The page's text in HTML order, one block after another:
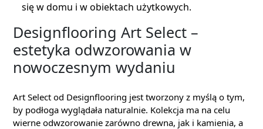
się w domu i w obiektach użytkowych.
Designflooring Art Select –
estetyka odwzorowania w
nowoczesnym wydaniu
Art Select od Designflooring jest tworzony z myślą o tym,
by podłoga wyglądała naturalnie. Kolekcja ma na celu
wierne odwzorowanie zarówno drewna, jak i kamienia, a